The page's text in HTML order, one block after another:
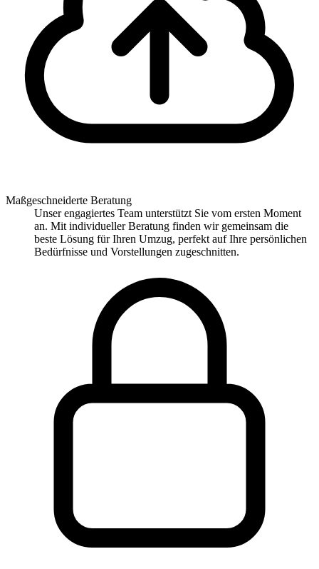
Maßgeschneiderte Beratung
Unser engagiertes Team unterstützt Sie vom ersten Moment
an. Mit individueller Beratung finden wir gemeinsam die
beste Lösung für Ihren Umzug, perfekt auf Ihre persönlichen
Bedürfnisse und Vorstellungen zugeschnitten.